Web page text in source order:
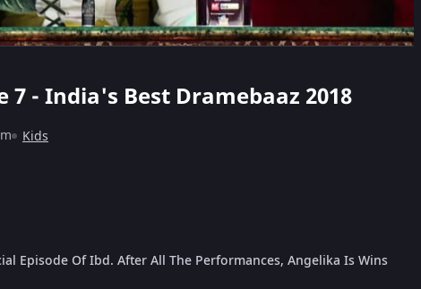
7 - India's Best Dramebaaz 2018
Kids
Episode Of Ibd. After All The Performances, Angelika Is Wins